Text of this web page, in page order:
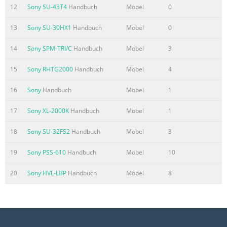
12 Sony SU-43T4 Handbuch Möbel 0
13 Sony SU-30HX1 Handbuch Möbel 0
14 Sony SPM-TRI/C Handbuch Möbel 3
15 Sony RHTG2000 Handbuch Möbel 4
16 Sony Handbuch Möbel 1
17 Sony XL-2000K Handbuch Möbel 1
18 Sony SU-32FS2 Handbuch Möbel 3
19 Sony PSS-610 Handbuch Möbel 10
20 Sony HVL-LBP Handbuch Möbel 8